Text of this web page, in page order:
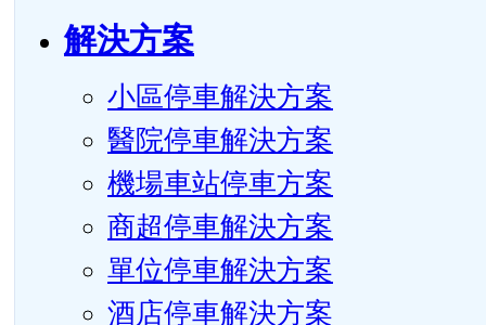
解決方案
小區停車解決方案
醫院停車解決方案
機場車站停車方案
商超停車解決方案
單位停車解決方案
酒店停車解決方案